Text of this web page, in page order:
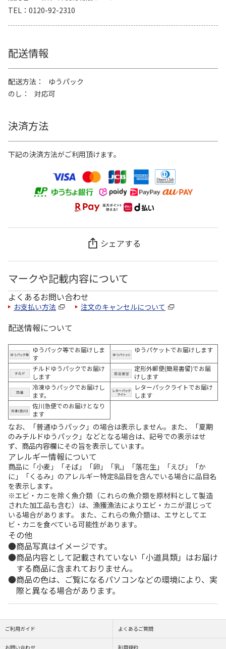
TEL
0120-92-2310
配送情報
配送方法
ゆうパック
のし
対応可
決済方法
下記の決済方法がご利用頂けます。
シェアする
マークや記載内容について
よくあるお問い合わせ
お支払い方法 注文のキャンセルについて
配送情報について
ゆうパック等でお届けしま
す
ゆうパケットでお届けします
チルドゆうパックでお届け
します
定形外郵便(簡易書留)でお届
けします
冷凍ゆうパックでお届けし
ます。
レターパックライトでお届け
します
佐川急便でのお届けとなり
ます
なお、「普通ゆうパック」の場合は表示しません。また、「夏期
のみチルドゆうパック」などとなる場合は、記号での表示はせ
ず、商品内容欄にその旨を表示しています。
アレルギー情報について
商品に「小麦」「そば」「卵」「乳」「落花生」「えび」「か
に」「くるみ」のアレルギー特定8品目を含んでいる場合に品目名
を表示します。
※エビ・カニを除く魚介類（これらの魚介類を原材料として製造
された加工品も含む）は、漁獲漁法によりエビ・カニが混じって
いる場合があります。 また、これらの魚介類は、エサとしてエ
ビ・カニを食べている可能性があります。
その他
商品写真はイメージです。
商品内容として記載されていない「小道具類」はお届け
する商品に含まれておりません。
商品の色は、ご覧になるパソコンなどの環境により、実
際と異なる場合があります。
ご利用ガイド よくあるご質問
お問い合わせ 利用規約